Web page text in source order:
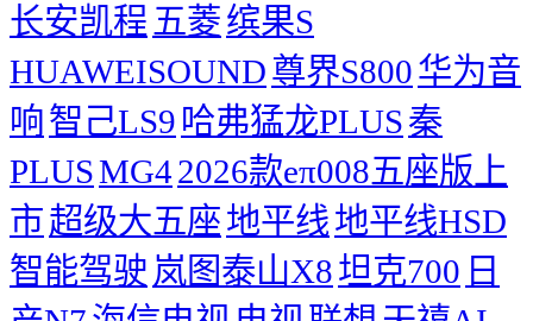
长安凯程 五菱缤果S
HUAWEISOUND尊界S800华为音
响智己LS9 哈弗猛龙PLUS秦
PLUSMG42026款eπ008五座版上
市超级大五座地平线地平线HSD
智能驾驶 岚图泰山X8坦克700 日